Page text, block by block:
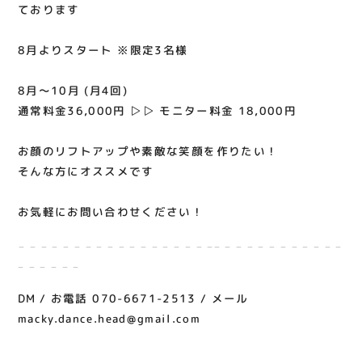
ております
8月よりスタート️ ※限定3名様
8月〜10月 (月4回)
通常料金36,000円 ▷︎▷ モニター料金 18,000円
お顔のリフトアップや素敵な笑顔を作りたい！
そんな方にオススメです
お気軽にお問い合わせください！
⁡𓐄 𓐄 𓐄 𓐄 𓐄 𓐄 𓐄 𓐄 𓐄 𓐄 𓐄 𓐄 𓐄 𓐄 𓐄 𓐄 𓐄 𓐄𓐄 𓐄 𓐄 𓐄 𓐄 𓐄 𓐄 𓐄 𓐄 𓐄 𓐄 𓐄
𓐄 𓐄 𓐄 𓐄 𓐄 𓐄
DM / お電話 070-6671-2513 / メール
macky.dance.head@gmail.com